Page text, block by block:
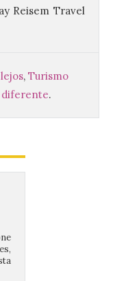
Reisem Travel
, Turismo
.
el